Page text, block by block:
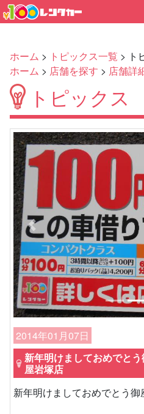
ホーム > トピックス一覧 > ト
ホーム > 店舗を探す > 店舗詳
トピックス
Previous
2014年01月07日
新年明けましておめでと
屋岩塚店
新年明けましておめでとう御